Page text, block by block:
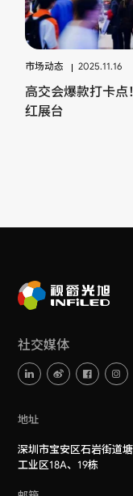
市场动态 2025.11.16
高交会爆款打卡
红展台
社交媒体
地址
深圳市宝安区石岩街道
工业区18A、19栋